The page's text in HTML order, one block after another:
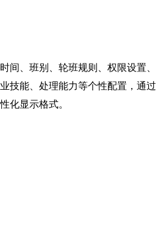
间、班别、轮班规则、权限设置、
技能、处理能力等个性配置，通过
化显示格式。